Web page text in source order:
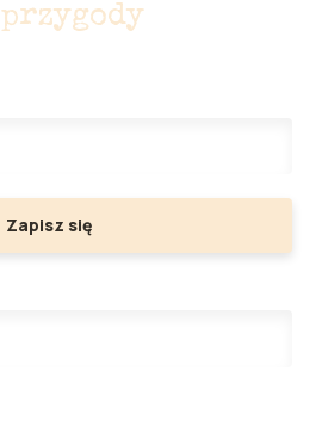
przygody
Zapisz się